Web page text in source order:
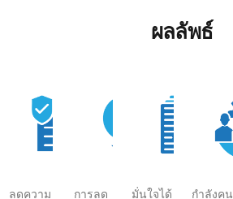
ผลลัพธ์
ลดความ
การลด
มั่นใจได้
กําลังคน